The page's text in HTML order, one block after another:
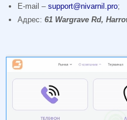
E-mail –support@nivarnil.pro;
Адрес:61 Wargrave Rd,